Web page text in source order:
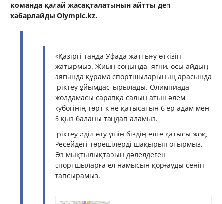
команда қалай жасақталатынын айтты деп
хабарлайды Olympic.kz.
«Қазіргі таңда Уфада жаттығу өткізіп
жатырмыз. Жиын соңында, яғни, осы айдың
аяғында құрама спортшыларының арасында
іріктеу ұйымдастырылады. Олимпиада
жолдамасы сарапқа салын атын әлем
кубогінің төрт к не қатысатын 6 ер адам мен
6 қыз баланы таңдап аламыз.
Іріктеу әділ өту үшін біздің елге қатысы жоқ,
Ресейдегі төрешілерді шақырып отырмыз.
Өз мықтылықтарын дәлелдеген
спортшыларға ел намысын қорғауды сеніп
тапсырамыз.